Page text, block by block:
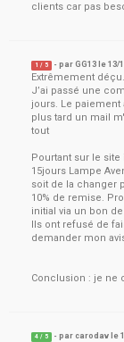
clients car pas
1 / 5 - parGG13 le13/
Extrêmement déçu.
J’ai passé une
jours. Le
plus tard un mail
tout
Pourtant sur le
15jours Lampe
soit de la changer
10% de remise.
initial via un bon
Ils ont refusé de
demander mon
Conclusion : je ne
4 / 5 - parcarodav le